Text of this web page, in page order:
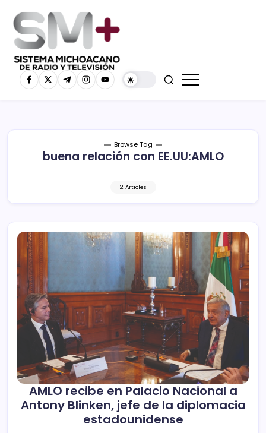
Browse Tag
buena relación con EE.UU:AMLO
2 Articles
AMLO recibe en Palacio Nacional a
Antony Blinken, jefe de la diplomacia
estadounidense